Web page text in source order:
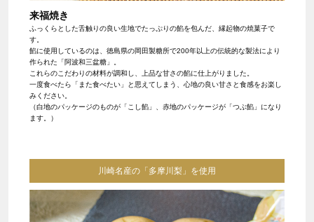
来福焼き
ふっくらとした舌触りの良い生地でたっぷりの餡を包んだ、縁起物の焼菓子で
す。
餡に使用しているのは、徳島県の岡田製糖所で200年以上の伝統的な製法により
作られた「阿波和三盆糖」。
これらのこだわりの材料が調和し、上品な甘さの餡に仕上がりました。
一度食べたら「また食べたい」と思えてしまう、心地の良い甘さと食感をお楽し
みください。
（白地のパッケージのものが「こし餡」、赤地のパッケージが「つぶ餡」になり
ます。）
川崎名産の「多摩川梨」を使用